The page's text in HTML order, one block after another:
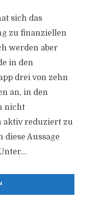
sich das
zu finanziellen
werden aber
in den
drei von zehn
an, in den
nicht
aktiv reduziert zu
diese Aussage